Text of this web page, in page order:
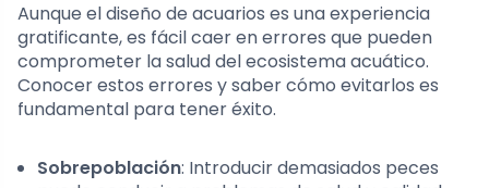
Aunque el diseño de acuarios es una experiencia
gratificante, es fácil caer en errores que pueden
comprometer la salud del ecosistema acuático.
Conocer estos errores y saber cómo evitarlos es
fundamental para tener éxito.
Sobrepoblación: Introducir demasiados peces